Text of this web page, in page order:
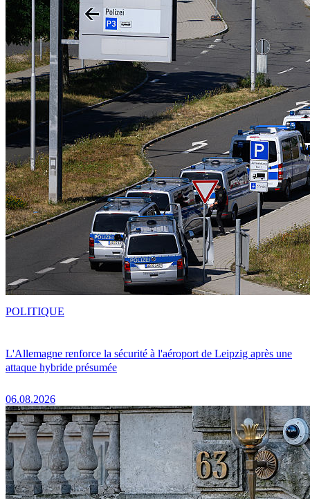
L'Allemagne renforce la sécurité à l'aéroport de Leipzig après une
attaque hybride présumée
06.08.2026
POLITIQUE